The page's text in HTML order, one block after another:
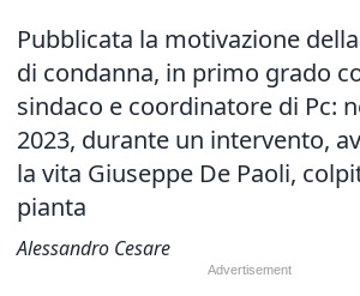
Pubblicata la motivazione
di condanna, in primo grado
sindaco e coordinatore di Pc:
2023, durante un intervento,
la vita Giuseppe De Paoli,
pianta
Alessandro Cesare